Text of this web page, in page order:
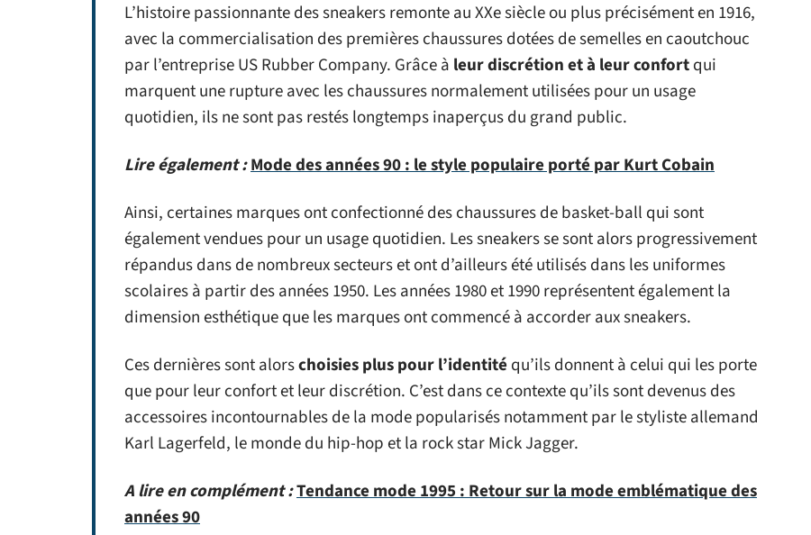
L’histoire passionnante des sneakers remonte au XXe siècle ou plus précisément en 1916,
avec la commercialisation des premières chaussures dotées de semelles en caoutchouc
par l’entreprise US Rubber Company. Grâce à leur discrétion et à leur confortqui
marquent une rupture avec les chaussures normalement utilisées pour un usage
quotidien, ils ne sont pas restés longtemps inaperçus du grand public.
Lire également :Mode des années 90 : le style populaire porté par Kurt Cobain
Ainsi, certaines marques ont confectionné des chaussures de basket-ball qui sont
également vendues pour un usage quotidien. Les sneakers se sont alors progressivement
répandus dans de nombreux secteurs et ont d’ailleurs été utilisés dans les uniformes
scolaires à partir des années 1950. Les années 1980 et 1990 représentent également la
dimension esthétique que les marques ont commencé à accorder aux sneakers.
Ces dernières sont alorschoisies plus pour l’identité qu’ils donnent à celui qui les porte
que pour leur confort et leur discrétion. C’est dans ce contexte qu’ils sont devenus des
accessoires incontournables de la mode popularisés notamment par le styliste allemand
Karl Lagerfeld, le monde du hip-hop et la rock star Mick Jagger.
A lire en complément :Tendance mode 1995 : Retour sur la mode emblématique des
années 90